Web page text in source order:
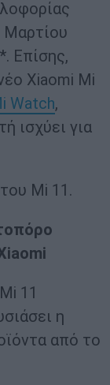
Μαρτίου
Επίσης,
Xiaomi Mi
Watch,
ισχύει για
Mi 11.
11
η
από το